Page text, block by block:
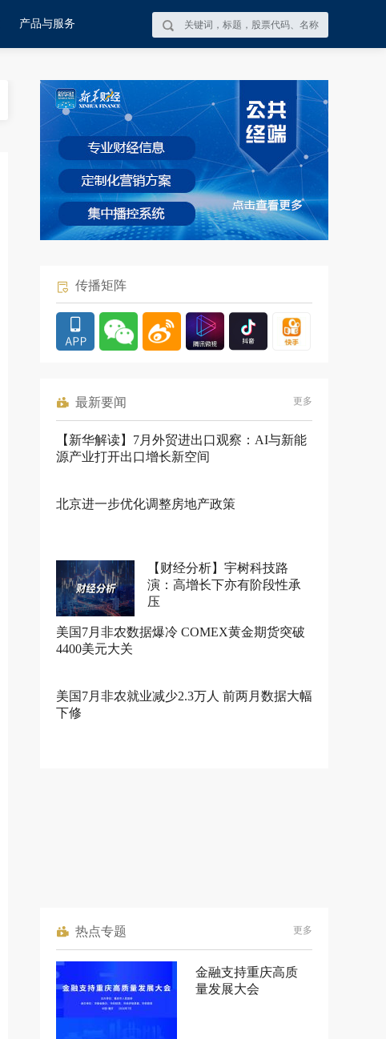
产品与服务
传播矩阵
最新要闻 更多
【新华解读】7月外贸进出口观察：AI与新能
源产业打开出口增长新空间
北京进一步优化调整房地产政策
【财经分析】宇树科技路
演：高增长下亦有阶段性承
压
美国7月非农数据爆冷 COMEX黄金期货突破
4400美元大关
美国7月非农就业减少2.3万人 前两月数据大幅
下修
热点专题 更多
金融支持重庆高质
量发展大会